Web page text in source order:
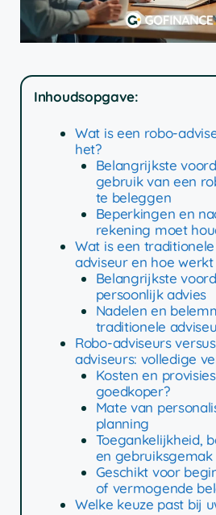
Inhoudsopgave:
Wat is een robo-
het?
Belangrijkste
gebruik van een
te beleggen
Beperkingen en
rekening moet
Wat is een
adviseur en hoe werkt
Belangrijkste
persoonlijk advies
Nadelen en
traditionele
Robo-adviseurs
adviseurs: volledige
Kosten en
goedkoper?
Mate van
planning
Toegankelijkheid,
en gebruiksgemak
Geschikt voor
of vermogende
Welke keuze past bij